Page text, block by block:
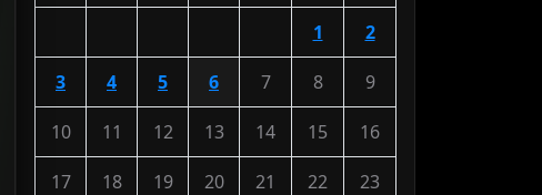
1 2
3 4 5 6 7 8 9
10 11 12 13 14 15 16
17 18 19 20 21 22 23